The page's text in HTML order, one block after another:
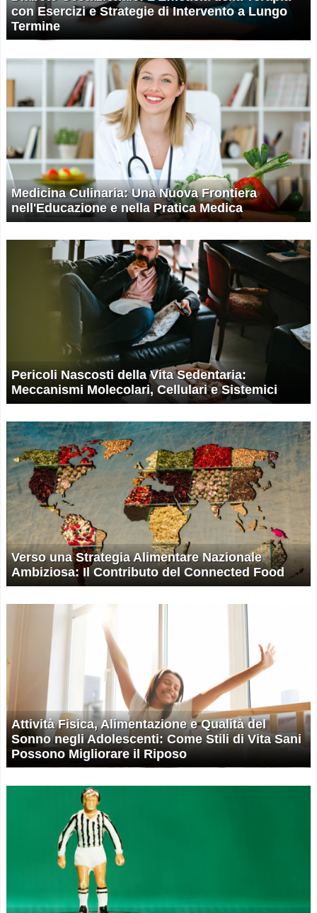
con Esercizi e Strategie di Intervento a Lungo
Termine
Medicina Culinaria: Una Nuova Frontiera
nell'Educazione e nella Pratica Medica
Pericoli Nascosti della Vita Sedentaria:
Meccanismi Molecolari, Cellulari e Sistemici
Verso una Strategia Alimentare Nazionale
Ambiziosa: Il Contributo del Connected Food
Attività Fisica, Alimentazione e Qualità del
Sonno negli Adolescenti: Come Stili di Vita Sani
Possono Migliorare il Riposo